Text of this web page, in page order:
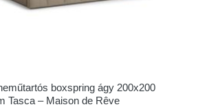
boxspring ágy 200x200
Tasca – Maison de Rêve